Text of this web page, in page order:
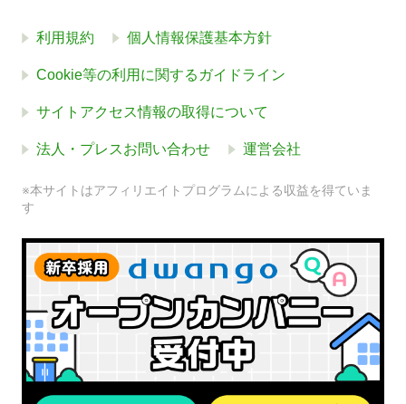
利用規約 個人情報保護基本方針
Cookie等の利用に関するガイドライン
サイトアクセス情報の取得について
法人・プレスお問い合わせ 運営会社
※本サイトはアフィリエイトプログラムによる収益を得ていま
す